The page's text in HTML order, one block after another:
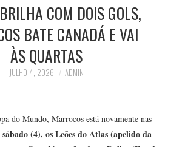
COM DOIS GOLS,
BATE CANADÁ E VAI
ÀS QUARTAS
JULHO 4, 2026 ADMIN
do Mundo, Marrocos está novamente nas
sábado (4), os Leões do Atlas (apelido da